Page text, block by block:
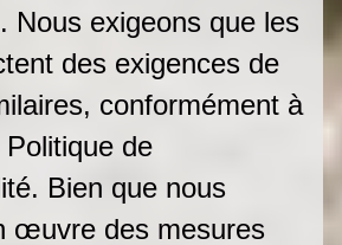
Nous exigeons que les
des exigences de
conformément à
de
Bien que nous
œuvre des mesures